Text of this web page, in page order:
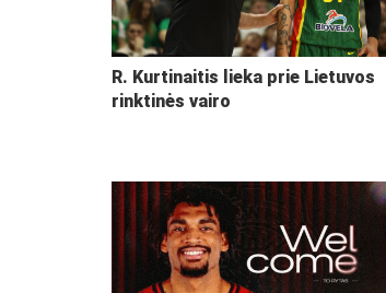
R. Kurtinaitis lieka prie Lietuvos
rinktinės vairo